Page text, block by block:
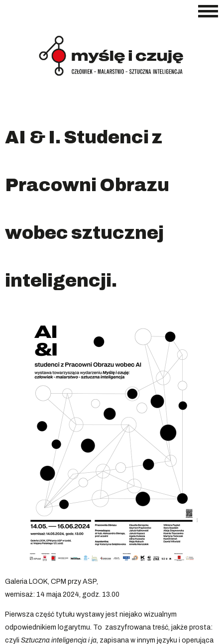
AI & I. Studenci z
Pracowni Obrazu
wobec sztucznej
inteligencji.
Galeria LOOK, CPM przy ASP,
wernisaż: 14 maja 2024, godz. 13.00
Pierwsza część tytułu wystawy jest niejako wizualnym
odpowiednikiem logarytmu. To zaszyfrowana treść, jakże prosta:
czyli Sztuczna inteligencja i ja, zapisana w innym języku i operująca